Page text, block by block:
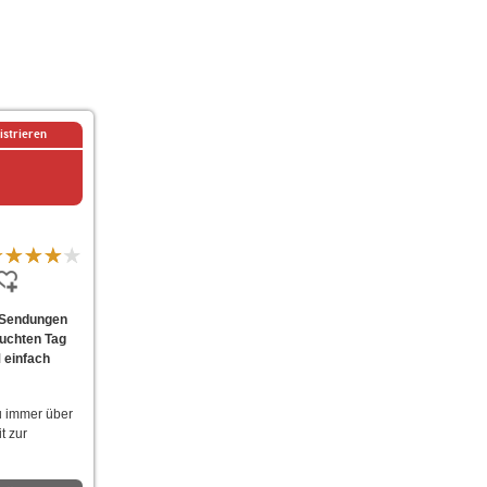
Tag
einfach
immer über
zur